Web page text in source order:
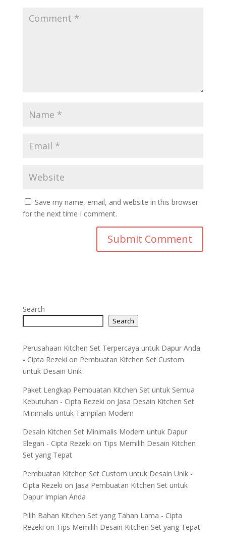
Save my name, email, and website in this browser
for the next time I comment.
Search
Search
Perusahaan Kitchen Set Terpercaya untuk Dapur Anda
- Cipta Rezeki on Pembuatan Kitchen Set Custom
untuk Desain Unik
Paket Lengkap Pembuatan Kitchen Set untuk Semua
Kebutuhan - Cipta Rezeki on Jasa Desain Kitchen Set
Minimalis untuk Tampilan Modern
Desain Kitchen Set Minimalis Modern untuk Dapur
Elegan - Cipta Rezeki on Tips Memilih Desain Kitchen
Set yang Tepat
Pembuatan Kitchen Set Custom untuk Desain Unik -
Cipta Rezeki on Jasa Pembuatan Kitchen Set untuk
Dapur Impian Anda
Pilih Bahan Kitchen Set yang Tahan Lama - Cipta
Rezeki on Tips Memilih Desain Kitchen Set yang Tepat